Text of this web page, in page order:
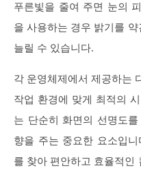
푸른빛을 줄여 주면 눈의
을 사용하는 경우 밝기를
늘릴 수 있습니다.
각 운영체제에서 제공하는
작업 환경에 맞게 최적의
는 단순히 화면의 선명도
향을 주는 중요한 요소입
를 찾아 편안하고 효율적인